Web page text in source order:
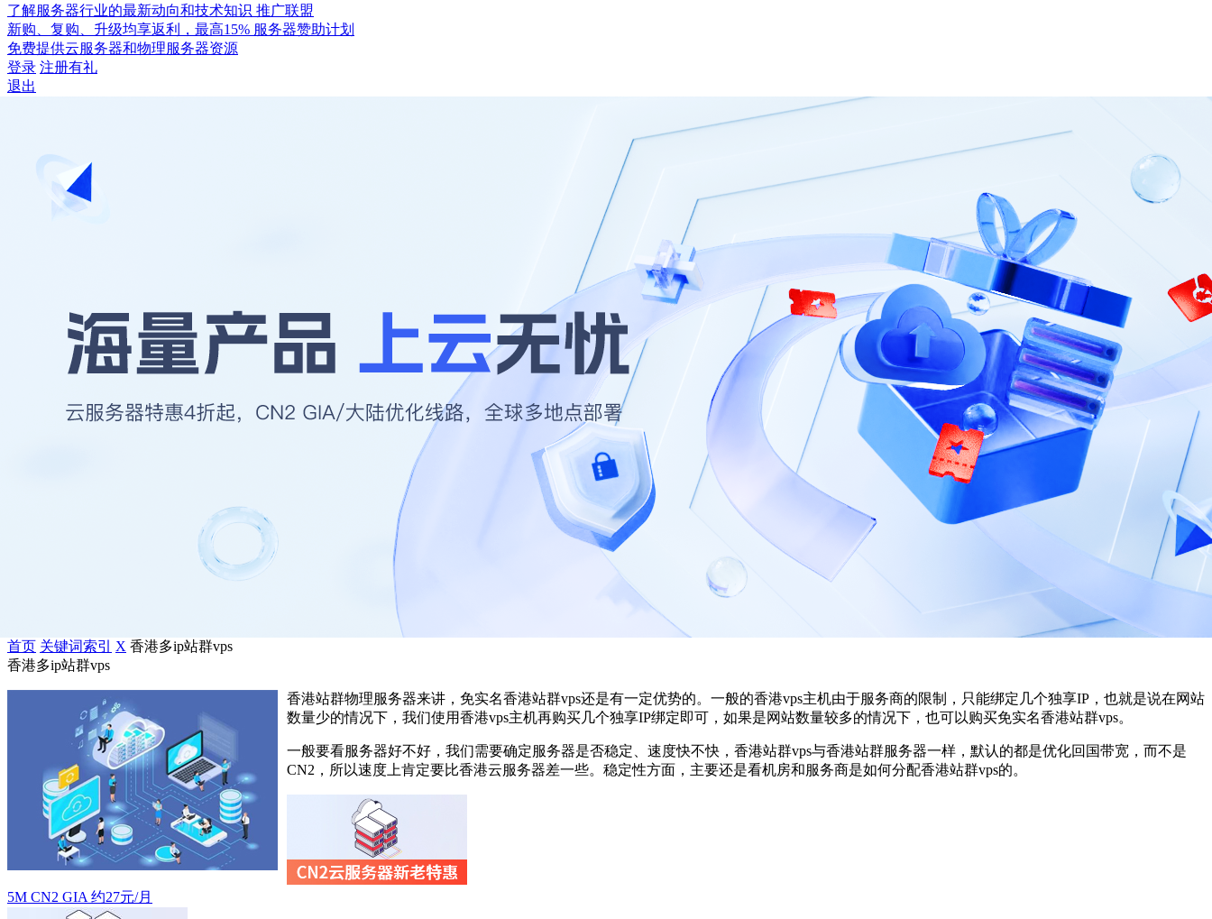
了解服务器行业的最新动向和技术知识 推广联盟
新购、复购、升级均享返利，最高15% 服务器赞助计划
免费提供云服务器和物理服务器资源
登录 注册有礼
退出
首页 关键词索引 X 香港多ip站群vps
香港多ip站群vps
香港站群物理服务器来讲，免实名香港站群vps还是有一定优势的。一般的香港vps主机由于服务商的限制，只能绑定几个独享IP，也就是说在网站
数量少的情况下，我们使用香港vps主机再购买几个独享IP绑定即可，如果是网站数量较多的情况下，也可以购买免实名香港站群vps。
一般要看服务器好不好，我们需要确定服务器是否稳定、速度快不快，香港站群vps与香港站群服务器一样，默认的都是优化回国带宽，而不是
CN2，所以速度上肯定要比香港云服务器差一些。稳定性方面，主要还是看机房和服务商是如何分配香港站群vps的。
5M CN2 GIA 约27元/月